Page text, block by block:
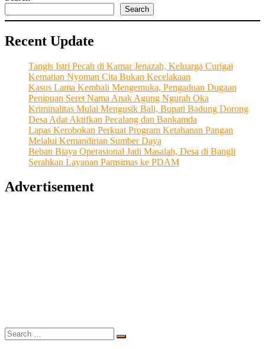
Sosok
Gusti
Ngurah
Lara
Sempat
Mengawali
Karirnya
Sebagai
Office
Boy
di
Lembaga
Keuangan
Swasta
Search
Recent Update
Tangis Istri Pecah di Kamar Jenazah, Keluarga Curigai
Kematian Nyoman Cita Bukan Kecelakaan
Kasus Lama Kembali Mengemuka, Pengaduan Dugaan
Penipuan Seret Nama Anak Agung Ngurah Oka
Kriminalitas Mulai Mengusik Bali, Bupati Badung Dorong
Desa Adat Aktifkan Pecalang dan Bankamda
Lapas Kerobokan Perkuat Program Ketahanan Pangan
Melalui Kemandirian Sumber Daya
Beban Biaya Operasional Jadi Masalah, Desa di Bangli
Serahkan Layanan Pamsimas ke PDAM
Advertisement
Search
…